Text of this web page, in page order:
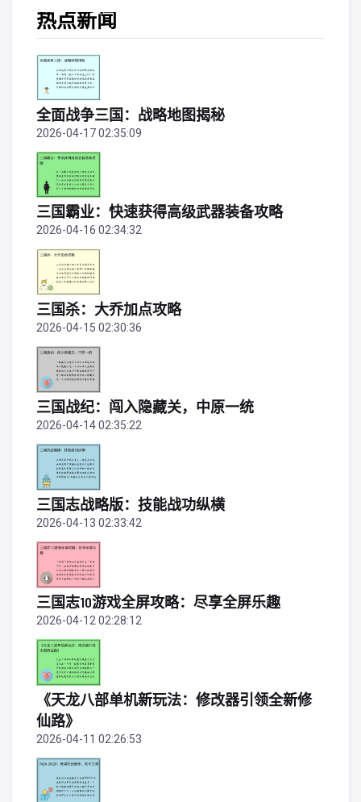
热点新闻
全面战争三国：战略地图揭秘
2026-04-17 02:35:09
三国霸业：快速获得高级武器装备攻略
2026-04-16 02:34:32
三国杀：大乔加点攻略
2026-04-15 02:30:36
三国战纪：闯入隐藏关，中原一统
2026-04-14 02:35:22
三国志战略版：技能战功纵横
2026-04-13 02:33:42
三国志10游戏全屏攻略：尽享全屏乐趣
2026-04-12 02:28:12
《天龙八部单机新玩法：修改器引领全新修
仙路》
2026-04-11 02:26:53